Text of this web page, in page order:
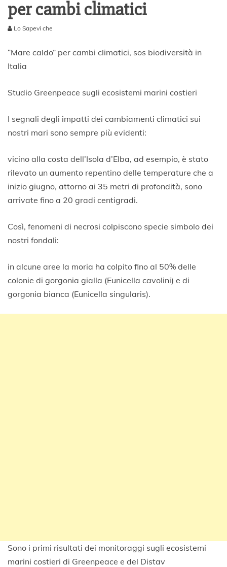
per cambi climatici
1
u
l
Lo Sapevi che
“Mare caldo” per cambi climatici, sos biodiversità in
Italia
Studio Greenpeace sugli ecosistemi marini costieri
I segnali degli impatti dei cambiamenti climatici sui
nostri mari sono sempre più evidenti:
vicino alla costa dell’Isola d’Elba, ad esempio, è stato
rilevato un aumento repentino delle temperature che a
inizio giugno, attorno ai 35 metri di profondità, sono
arrivate fino a 20 gradi centigradi.
Così, fenomeni di necrosi colpiscono specie simbolo dei
nostri fondali:
in alcune aree la moria ha colpito fino al 50% delle
colonie di gorgonia gialla (Eunicella cavolini) e di
gorgonia bianca (Eunicella singularis).
Sono i primi risultati dei monitoraggi sugli ecosistemi
marini costieri di Greenpeace e del Distav